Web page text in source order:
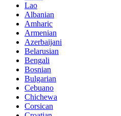
Lao
Albanian
Amharic
Armenian
Azerbaijani
Belarusian
Bengali
Bosnian
Bulgarian
Cebuano
Chichewa
Corsican